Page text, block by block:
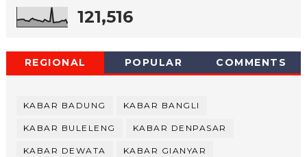
121,516
REGIONAL POPULAR COMMENTS
KABAR BADUNG KABAR BANGLI
KABAR BULELENG KABAR DENPASAR
KABAR DEWATA KABAR GIANYAR